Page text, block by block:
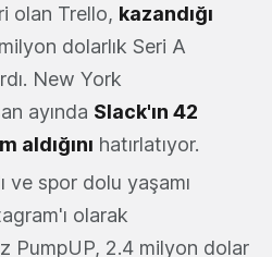
olan Trello, kazandığı
dolarlık Seri A
New York
ayında Slack'ın 42
aldığını hatırlatıyor.
ve spor dolu yaşamı
olarak
PumpUP, 2.4 milyon dolar